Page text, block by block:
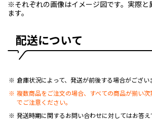
※それぞれの画像はイメージ図です。実際と
ます。
配送について
倉庫状況によって、発送が前後する場合がござい
複数商品をご注文の場合、すべての商品が揃い
でご注意ください。
発送時期に関するお問い合わせに対してはお答え